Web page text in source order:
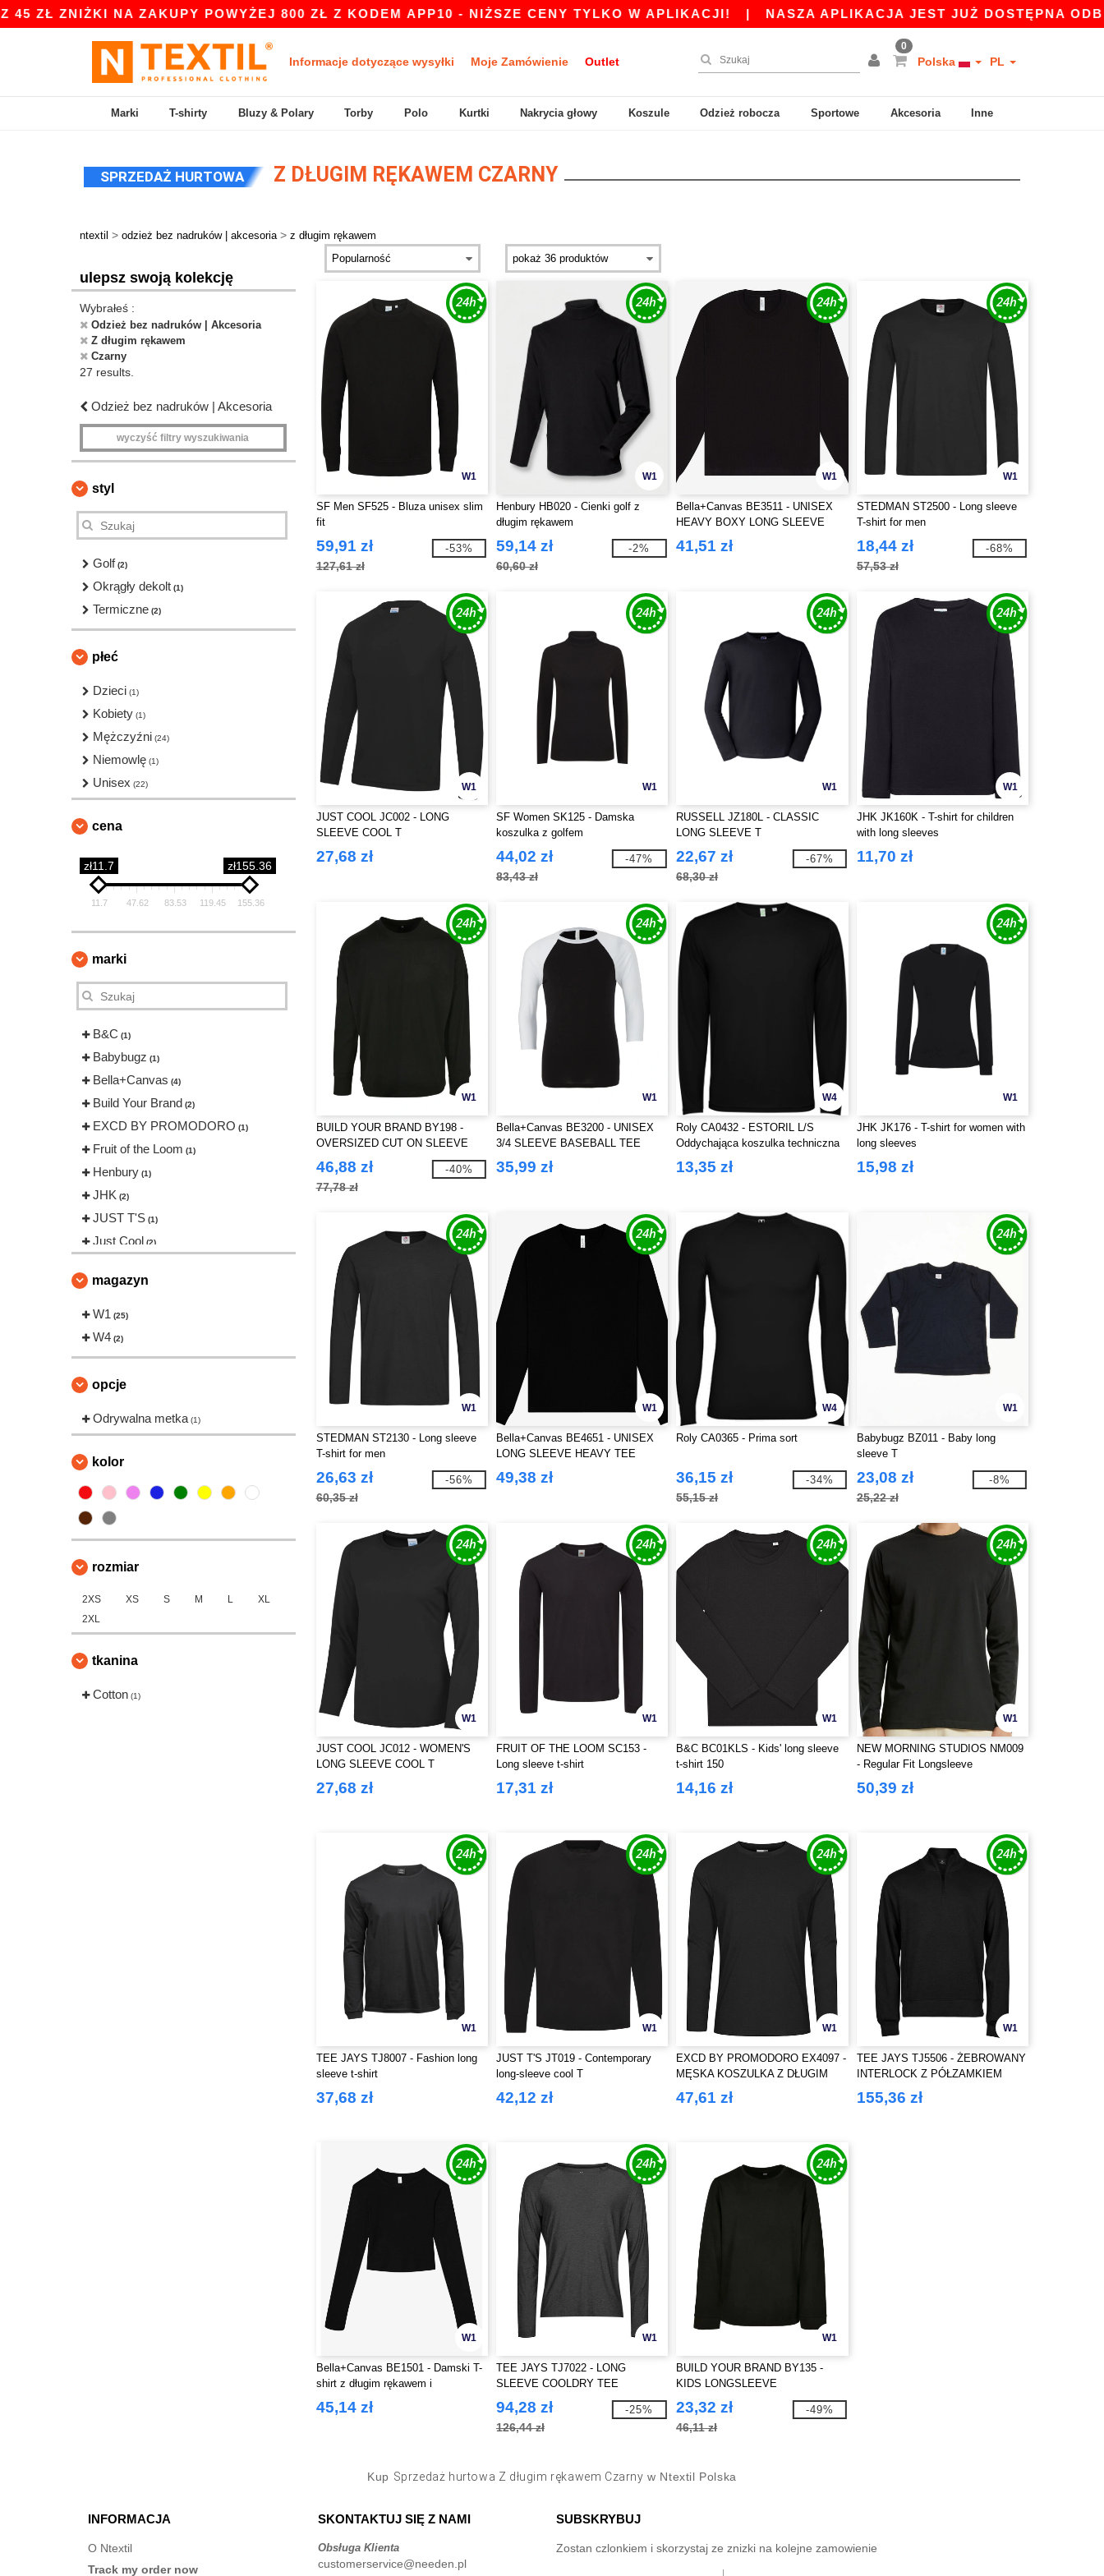
NA ZAKUPY POWYŻEJ 800 ZŁ Z KODEM APP10 - NIŻSZE CENY TYLKO W APLIKACJI!|NASZA APLIKACJA JEST JUŻ DOSTĘPNA ODBIERZ
Informacje dotyczące wysyłki Moje Zamówienie Outlet
0
Polska PL
Marki T-shirty Bluzy & Polary Torby Polo Kurtki Nakrycia głowy Koszule Odzież robocza Sportowe Akcesoria Inne
SPRZEDAŻ HURTOWA Z DŁUGIM RĘKAWEM CZARNY
ntextil > odzież bez nadruków | akcesoria > z długim rękawem
ulepsz swoją kolekcję
Wybrałeś :
Odzież bez nadruków | Akcesoria
Z długim rękawem
Czarny
27 results.
Odzież bez nadruków | Akcesoria
wyczyść filtry wyszukiwania
styl
Golf (2)
Okrągły dekolt (1)
Termiczne (2)
płeć
Dzieci (1)
Kobiety (1)
Mężczyźni (24)
Niemowlę (1)
Unisex (22)
cena
zł11.7 zł155.36
11.7 47.62 83.53 119.45 155.36
marki
B&C (1)
Babybugz (1)
Bella+Canvas (4)
Build Your Brand (2)
EXCD BY PROMODORO (1)
Fruit of the Loom (1)
Henbury (1)
JHK (2)
JUST T'S (1)
Just Cool (2)
Roly Workwear
Russell
SF Men
SF Women (1)
Stedman
magazyn
W1 (25)
W4 (2)
opcje
Odrywalna metka (1)
kolor
rozmiar
2XS XS S M L
XL
2XL
tkanina
Cotton (1)
W1
SF Men SF525 - Bluza unisex slim
fit
59,91 zł
127,61 zł
-53%
W1
Henbury HB020 - Cienki golf z
długim rękawem
59,14 zł
60,60 zł
-2%
W1
Bella+Canvas BE3511 - UNISEX
HEAVY BOXY LONG SLEEVE
TEE
41,51 zł
W1
STEDMAN ST2500 - Long sleeve
T-shirt for men
18,44 zł
57,53 zł
-68%
W1
JUST COOL JC002 - LONG
SLEEVE COOL T
27,68 zł
W1
SF Women SK125 - Damska
koszulka z golfem
44,02 zł
83,43 zł
-47%
W1
RUSSELL JZ180L - CLASSIC
LONG SLEEVE T
22,67 zł
68,30 zł
-67%
W1
JHK JK160K - T-shirt for children
with long sleeves
11,70 zł
W1
BUILD YOUR BRAND BY198 -
OVERSIZED CUT ON SLEEVE
LONGSLEEVE
46,88 zł
77,78 zł
-40%
W1
Bella+Canvas BE3200 - UNISEX
3/4 SLEEVE BASEBALL TEE
35,99 zł
W4
Roly CA0432 - ESTORIL L/S
Oddychająca koszulka techniczna
z długim rękawem
13,35 zł
W1
JHK JK176 - T-shirt for women with
long sleeves
15,98 zł
W1
STEDMAN ST2130 - Long sleeve
T-shirt for men
26,63 zł
60,35 zł
-56%
W1
Bella+Canvas BE4651 - UNISEX
LONG SLEEVE HEAVY TEE
49,38 zł
W4
Roly CA0365 - Prima sort
36,15 zł
55,15 zł
-34%
W1
Babybugz BZ011 - Baby long
sleeve T
23,08 zł
25,22 zł
-8%
W1
JUST COOL JC012 - WOMEN'S
LONG SLEEVE COOL T
27,68 zł
W1
FRUIT OF THE LOOM SC153 -
Long sleeve t-shirt
17,31 zł
W1
B&C BC01KLS - Kids' long sleeve
t-shirt 150
14,16 zł
W1
NEW MORNING STUDIOS NM009
- Regular Fit Longsleeve
50,39 zł
W1
TEE JAYS TJ8007 - Fashion long
sleeve t-shirt
37,68 zł
W1
JUST T'S JT019 - Contemporary
long-sleeve cool T
42,12 zł
W1
EXCD BY PROMODORO EX4097 -
MĘSKA KOSZULKA Z DŁUGIM
RĘKAWEM
47,61 zł
W1
TEE JAYS TJ5506 - ŻEBROWANY
INTERLOCK Z PÓŁZAMKIEM
155,36 zł
W1
Bella+Canvas BE1501 - Damski T-
shirt z długim rękawem i
prążkowaną teksturą
45,14 zł
W1
TEE JAYS TJ7022 - LONG
SLEEVE COOLDRY TEE
94,28 zł
126,44 zł
-25%
W1
BUILD YOUR BRAND BY135 -
KIDS LONGSLEEVE
23,32 zł
46,11 zł
-49%
Kup Sprzedaż hurtowa Z długim rękawem Czarny w Ntextil Polska
INFORMACJA
O Ntextil
Track my order now
SKONTAKTUJ SIĘ Z NAMI
Obsługa Klienta
customerservice@needen.pl
SUBSKRYBUJ
Zostan czlonkiem i skorzystaj ze znizki na kolejne zamowienie